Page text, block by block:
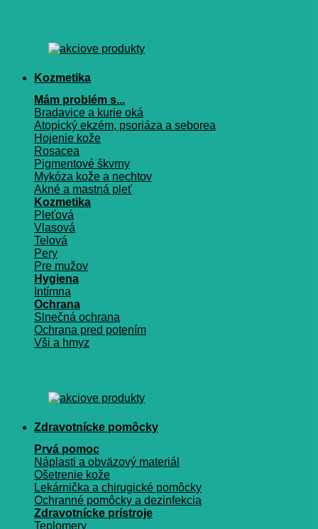
Kozmetika
Mám problém s...
Bradavice a kurie oká
Atopický ekzém, psoriáza a seborea
Hojenie kože
Rosacea
Pigmentové škvrny
Mykóza kože a nechtov
Akné a mastná pleť
Kozmetika
Pleťová
Vlasová
Telová
Pery
Pre mužov
Hygiena
Intímna
Ochrana
Slnečná ochrana
Ochrana pred potením
Vši a hmyz
Zdravotnícke pomôcky
Prvá pomoc
Náplasti a obväzový materiál
Ošetrenie kože
Lekárnička a chirugické pomôcky
Ochranné pomôcky a dezinfekcia
Zdravotnícke prístroje
Teplomery